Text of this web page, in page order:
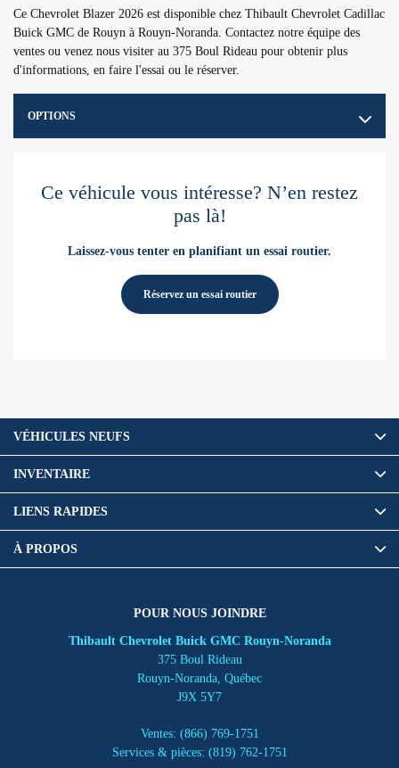
Ce Chevrolet Blazer 2026 est disponible chez Thibault Chevrolet Cadillac
Buick GMC de Rouyn à Rouyn-Noranda. Contactez notre équipe des
ventes ou venez nous visiter au 375 Boul Rideau pour obtenir plus
d'informations, en faire l'essai ou le réserver.
OPTIONS
Ce véhicule vous intéresse? N’en restez
pas là!
Laissez-vous tenter en planifiant un essai routier.
Réservez un essai routier
POUR NOUS JOINDRE
Thibault Chevrolet Buick GMC Rouyn-Noranda
375 Boul Rideau
Rouyn-Noranda Québec
J9X 5Y7
Ventes: (866) 769-1751
Services & pièces: (819) 762-1751
VÉHICULES NEUFS
INVENTAIRE
LIENS RAPIDES
À PROPOS